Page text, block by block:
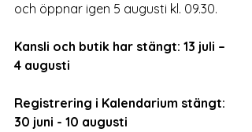
och öppnar igen 5 augusti kl. 09.30.
Kansli och butik har stängt: 13 juli –
4 augusti
Registrering i Kalendarium stängt:
30 juni - 10 augusti